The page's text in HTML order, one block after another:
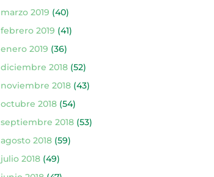
marzo 2019 (40)
febrero 2019 (41)
enero 2019 (36)
diciembre 2018(52)
noviembre 2018(43)
octubre 2018(54)
septiembre 2018(53)
agosto 2018(59)
julio 2018(49)